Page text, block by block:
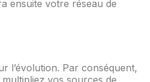
ensuite votre réseau de
l’évolution. Par conséquent,